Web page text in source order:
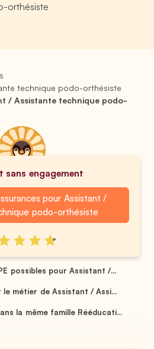
orthésiste
technique podo-orthésiste
/ Assistante technique podo-
sans engagement
pour Assistant /
podo-orthésiste
possibles pour Assistant /...
le métier de Assistant / Assi...
la même famille Rééducati...